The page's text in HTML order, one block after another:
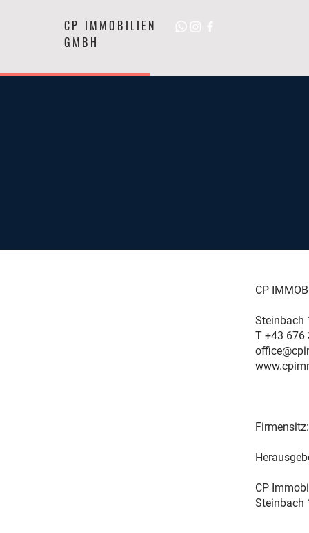
CP IMMOBILIEN
GMBH
CP
Steinbach
T +43
CP
Steinbach